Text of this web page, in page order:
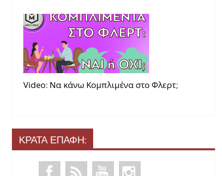
Video: Να κάνω Κομπλιμένα στο Φλερτ;
ΚΡΑΤΑ ΕΠΑΦΗ: